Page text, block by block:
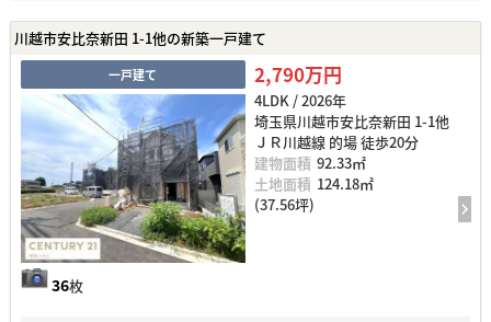
川越市安比奈新田 1-1他の新築一戸建て
一戸建て
36枚
2,790万円
4LDK / 2026年
埼玉県川越市安比奈新田 1-1他
ＪＲ川越線 的場 徒歩20分
建物面積 92.33㎡
土地面積 124.18㎡
(37.56坪)